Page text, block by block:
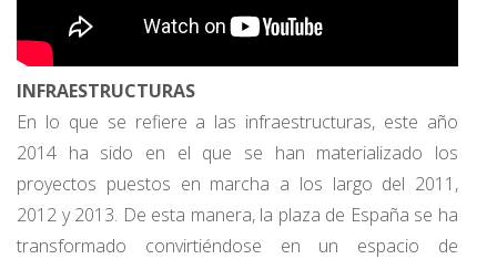
INFRAESTRUCTURAS
En lo que se refiere a las infraestructuras, este año
2014 ha sido en el que se han materializado los
proyectos puestos en marcha a los largo del 2011,
2012 y 2013. De esta manera, la plaza de España se ha
transformado convirtiéndose en un espacio de